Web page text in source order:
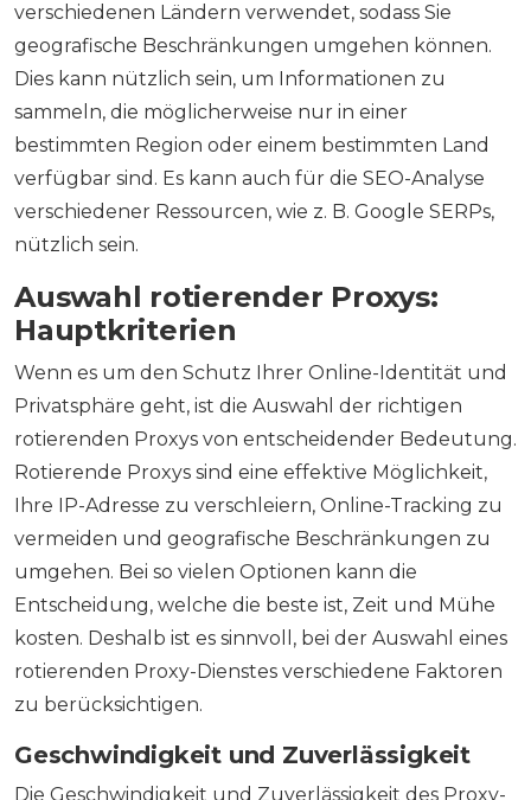
verschiedenen Ländern verwendet, sodass Sie
geografische Beschränkungen umgehen können.
Dies kann nützlich sein, um Informationen zu
sammeln, die möglicherweise nur in einer
bestimmten Region oder einem bestimmten Land
verfügbar sind. Es kann auch für die SEO-Analyse
verschiedener Ressourcen, wie z. B. Google SERPs,
nützlich sein.
Auswahl rotierender Proxys:
Hauptkriterien
Wenn es um den Schutz Ihrer Online-Identität und
Privatsphäre geht, ist die Auswahl der richtigen
rotierenden Proxys von entscheidender Bedeutung.
Rotierende Proxys sind eine effektive Möglichkeit,
Ihre IP-Adresse zu verschleiern, Online-Tracking zu
vermeiden und geografische Beschränkungen zu
umgehen. Bei so vielen Optionen kann die
Entscheidung, welche die beste ist, Zeit und Mühe
kosten. Deshalb ist es sinnvoll, bei der Auswahl eines
rotierenden Proxy-Dienstes verschiedene Faktoren
zu berücksichtigen.
Geschwindigkeit und Zuverlässigkeit
Die Geschwindigkeit und Zuverlässigkeit des Proxy-